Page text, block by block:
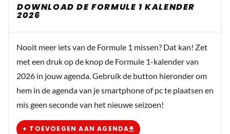
DOWNLOAD DE FORMULE 1 KALENDER
2026
Nooit meer iets van de Formule 1 missen? Dat kan! Zet
met een druk op de knop de Formule 1-kalender van
2026 in jouw agenda. Gebruik de button hieronder om
hem in de agenda van je smartphone of pc te plaatsen en
mis geen seconde van het nieuwe seizoen!
+ TOEVOEGEN AAN AGENDA